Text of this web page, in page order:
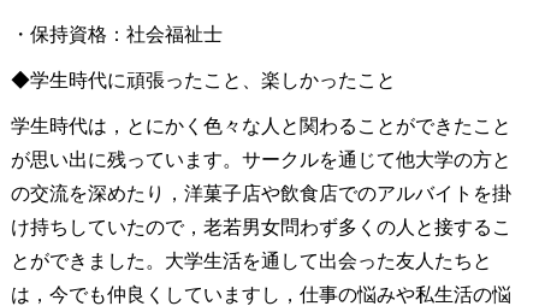
・保持資格：社会福祉士
◆学生時代に頑張ったこと、楽しかったこと
学生時代は，とにかく色々な人と関わることができたこと
が思い出に残っています。サークルを通じて他大学の方と
の交流を深めたり，洋菓子店や飲食店でのアルバイトを掛
け持ちしていたので，老若男女問わず多くの人と接するこ
とができました。大学生活を通して出会った友人たちと
は，今でも仲良くしていますし，仕事の悩みや私生活の悩